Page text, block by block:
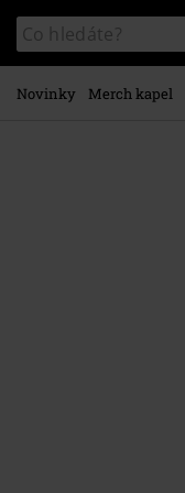
hlavnímu
obsahu
Katalog
vyhledávání
Novinky Merch kapel